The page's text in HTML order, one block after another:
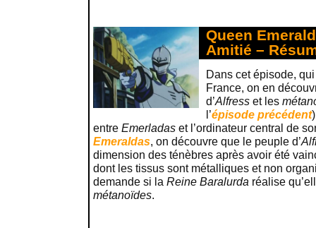
Queen
Amitié –
Dans cet épisode,
France, on en
d’Alfress et les
l’épisode précédent
entre Emerladas et l’ordinateur central de
Emeraldas, on découvre que le peuple d’
dimension des ténèbres après avoir été
dont les tissus sont métalliques et non
demande si la Reine Baralurda réalise
métanoïdes.